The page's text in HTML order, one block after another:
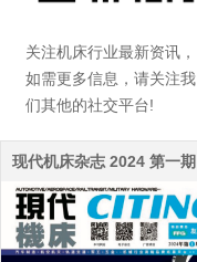
关注机床行业最新资讯，
如需更多信息，请关注我
们其他的社交平台!
现代机床杂志 2024 第一期